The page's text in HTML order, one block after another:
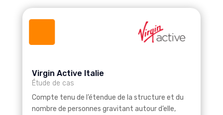
Virgin Active Italie
Étude de cas
Compte tenu de l’étendue de la structure et du
nombre de personnes gravitant autour d’elle,